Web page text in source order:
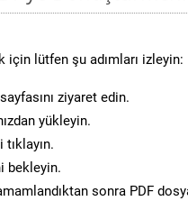
için lütfen şu adımları izleyin:
ziyaret edin.
yükleyin.
bekleyin.
sonra PDF